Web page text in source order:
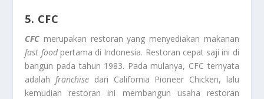
5. CFC
CFC merupakan restoran yang menyediakan makanan
fast foodpertama di Indonesia. Restoran cepat saji ini di
bangun pada tahun 1983. Pada mulanya, CFC ternyata
adalah franchise dari California Pioneer Chicken, lalu
kemudian restoran ini membangun usaha restoran